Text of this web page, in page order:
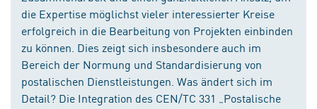
die Expertise möglichst vieler interessierter Kreise
erfolgreich in die Bearbeitung von Projekten einbinden
zu können. Dies zeigt sich insbesondere auch im
Bereich der Normung und Standardisierung von
postalischen Dienstleistungen. Was ändert sich im
Detail? Die Integration des CEN/TC 331 „Postalische